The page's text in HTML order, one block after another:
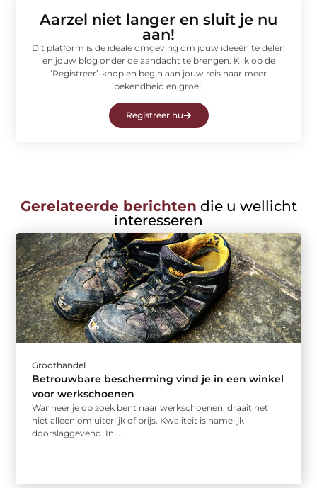
Aarzel niet langer en sluit je nu
aan!
Dit platform is de ideale omgeving om jouw ideeën te delen
en jouw blog onder de aandacht te brengen. Klik op de
‘Registreer’-knop en begin aan jouw reis naar meer
bekendheid en groei.
Registreer nu
Gerelateerde berichten die u wellicht
interesseren
Groothandel
Betrouwbare bescherming vind je in een winkel
voor werkschoenen
Wanneer je op zoek bent naar werkschoenen, draait het
niet alleen om uiterlijk of prijs. Kwaliteit is namelijk
doorslaggevend. In ...